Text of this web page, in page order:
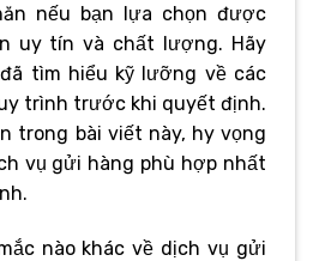
nếu bạn lựa chọn được
uy tín và chất lượng. Hãy
tìm hiểu kỹ lưỡng về các
trình trước khi quyết định.
trong bài viết này, hy vọng
vụ gửi hàng phù hợp nhất
nào khác về dịch vụ gửi